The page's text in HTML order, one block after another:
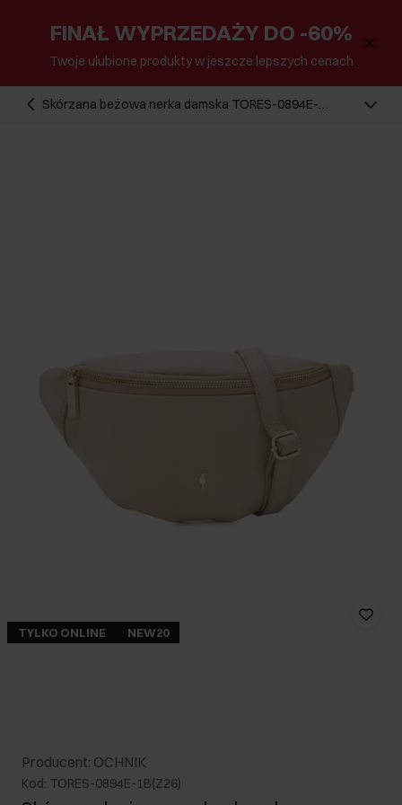
FINAŁ WYPRZEDAŻY DO -60%
Twoje ulubione produkty w jeszcze lepszych cenach
Skórzana beżowa nerka damska TORES-0894E-
TYLKO ONLINE NEW20
Producent: OCHNIK
Kod: TORES-0894E-1B(Z26)